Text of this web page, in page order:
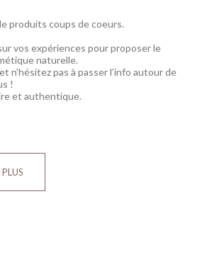
produits coups de coeurs.
vos expériences pour proposer le
naturelle.
n’hésitez pas à passer l’info autour de
!
et authentique.